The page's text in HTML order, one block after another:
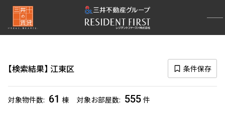
検索結果 江東区 条件保存
対象物件数 61 棟 対象お部屋数 555 件
再検索ナビゲーション
選択中の区
江東区
(555)